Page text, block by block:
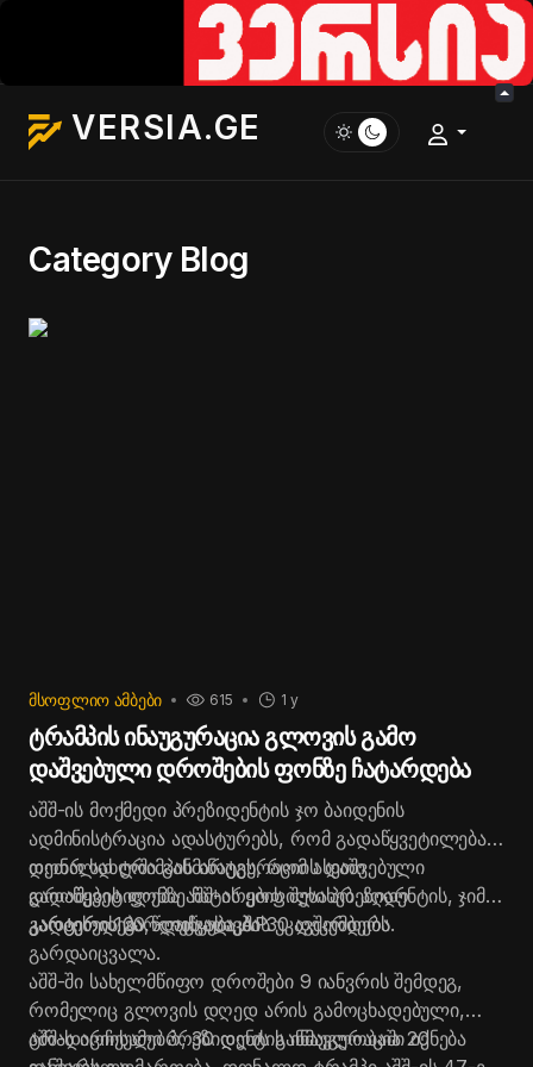
VERSIA.GE
Category Blog
ᲛᲡᲝᲤᲚᲘᲝ ᲐᲛᲑᲔᲑᲘ 1 y
615
ტრამპის ინაუგურაცია გლოვის გამო
დაშვებული დროშების ფონზე ჩატარდება
აშშ-ის მოქმედი პრეზიდენტის ჯო ბაიდენის
ადმინისტრაცია ადასტურებს, რომ გადაწყვეტილება
დონალდ ტრამპის ინაუგურაციის დაშვებული
დროშების ფონზე ჩატარების შესახებ აღარ
გადაიხედება, - იუწყება AP.
თეთრ სახლში განმარტეს, რომ ასეთი
გადაწყვეტილება აშშ-ის ყოფილი პრეზიდენტის, ჯიმი
კარტერის გარდაცვალებას უკავშირდება.
კარტერი 100 წლის ასაკში 30 დეკემბერს
გარდაიცვალა.
აშშ-ში სახელმწიფო დროშები 9 იანვრის შემდეგ,
რომელიც გლოვის დღედ არის გამოცხადებული,
ტრადიციისამებრ, 30 დღის განმავლობაში იქნება
აშშ-ს არჩეული პრეზიდენტის ინაუგურაცია 20